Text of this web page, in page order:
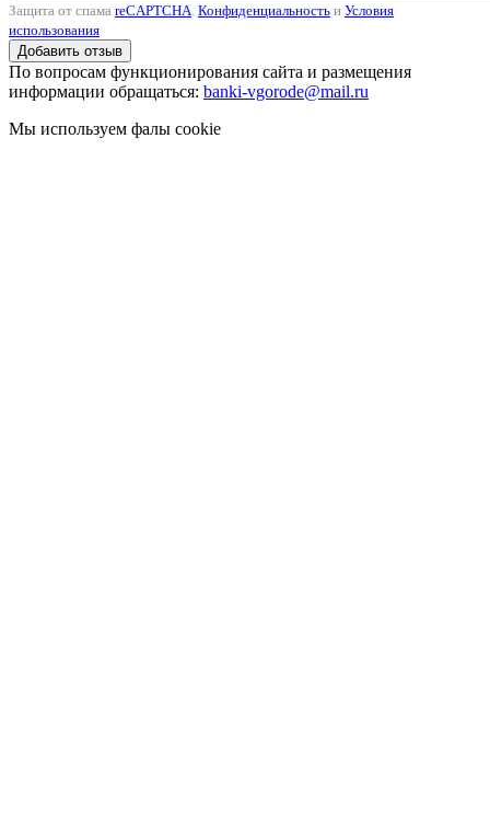
Защита от спама reCAPTCHA Конфиденциальность и Условия
использования
По вопросам функционирования сайта и размещения
информации обращаться: banki-vgorode@mail.ru
Мы используем фалы cookie